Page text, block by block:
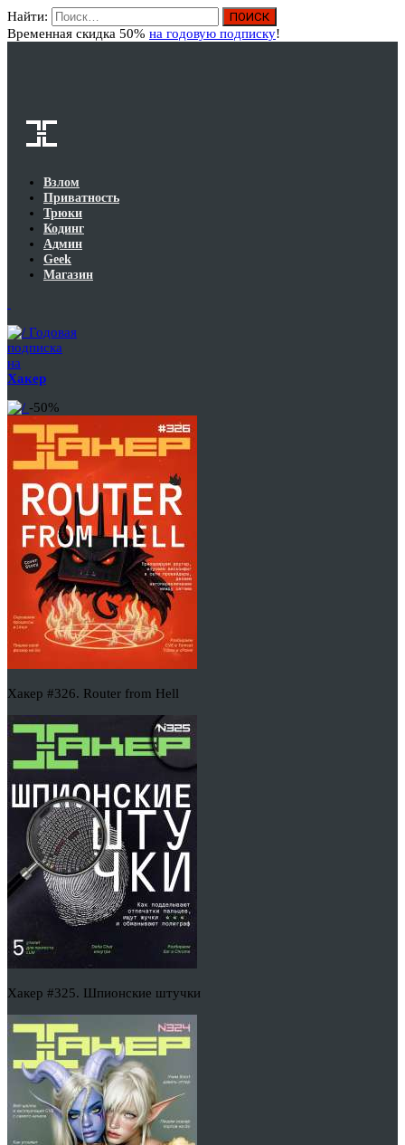
Найти:
Временная скидка 50% на годовую подписку!
Взлом
Приватность
Трюки
Кодинг
Админ
Geek
Магазин
Годовая
подписка
на
Хакер
-50%
Хакер #326. Router from Hell
Хакер #325. Шпионские штучки